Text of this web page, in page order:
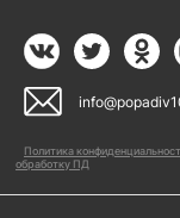
Политика
обработку ПД